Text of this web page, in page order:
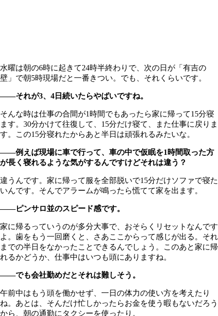
水曜は朝の6時に起きて24時半終わりで、次の日が「有吉の
壁」で朝5時現場だと一番きつい。でも、それくらいです。
――それが3、4日続いたらやばいですね。
そんな時は仕事の合間が1時間でもあったら家に帰って15分寝
ます。30分かけて往復して、15分だけ寝て、また仕事に戻りま
す。この15分寝れたからあと半日は頑張れるみたいな。
――例えば現場に車で行って、車の中で仮眠を1時間取った方
が長く寝れるような気がするんですけどそれは違う？
違うんです。家に帰って服を全部脱いで15分だけソファで寝た
いんです。そんでアラームが鳴ったら慌てて家を出ます。
――ピンサロ並のスピード感です。
家に帰るっていうのが多分大事で、おそらくリセットなんです
よ。歯をもう一回磨くと、さあここからって感じが出る。それ
までの半日をなかったことできるんでしょう。このあと家に帰
れるかどうか、仕事中はいつも頭にありますね。
――でも会社勤めだとそれは難しそう。
午前中はもう頭を働かせず、一日の体力の使い方を考えたり
ね。あとは、そんだけ忙しかったらお金を使う暇もないだろう
から、朝の通勤にタクシーを使ったり。